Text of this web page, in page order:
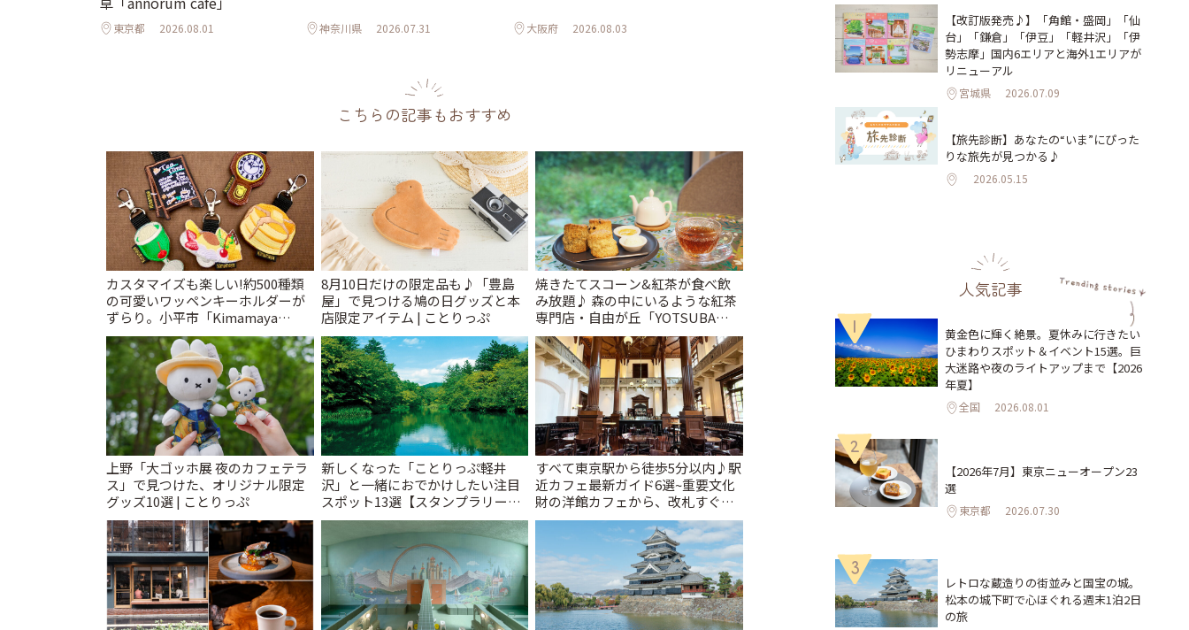
東京都 2026.08.01 神奈川県 2026.07.31 大阪府 2026.08.03
こちらの記事もおすすめ
カスタマイズも楽しい!約500種類
の可愛いワッペンキーホルダーが
ずらり。小平市「Kimamaya
T&K」 | ことりっぷ
8月10日だけの限定品も♪「豊島
屋」で見つける鳩の日グッズと本
店限定アイテム | ことりっぷ
焼きたてスコーン&紅茶が食べ飲
み放題♪ 森の中にいるような紅茶
専門店・自由が丘「YOTSUBA
TEA」でのんびり時間 | ことりっぷ
上野「大ゴッホ展 夜のカフェテラ
ス」で見つけた、オリジナル限定
グッズ10選 | ことりっぷ
新しくなった「ことりっぷ軽井
沢」と一緒におでかけしたい注目
スポット13選【スタンプラリー開
催中】 | ことりっぷ
すべて東京駅から徒歩5分以内♪駅
近カフェ最新ガイド6選~重要文化
財の洋館カフェから、改札すぐの
レトロ喫茶まで~ | ことりっぷ
【改訂版発売♪】「角館・盛岡」「仙
台」「鎌倉」「伊豆」「軽井沢」「伊
勢志摩」国内6エリアと海外1エリアが
リニューアル
宮城県 2026.07.09
【旅先診断】あなたの“いま”にぴった
りな旅先が見つかる♪
2026.05.15
人気記事
1
黄金色に輝く絶景。夏休みに行きたい
ひまわりスポット＆イベント15選。巨
大迷路や夜のライトアップまで【2026
年夏】
全国 2026.08.01
2
【2026年7月】東京ニューオープン23
選
東京都 2026.07.30
3
レトロな蔵造りの街並みと国宝の城。
松本の城下町で心ほぐれる週末1泊2日
の旅